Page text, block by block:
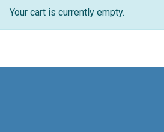
Your cart is currently empty.